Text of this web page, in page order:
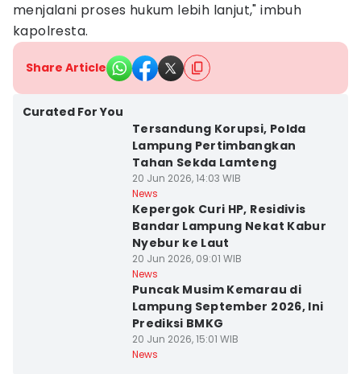
menjalani proses hukum lebih lanjut," imbuh
kapolresta.
Share Article
Curated For You
Tersandung Korupsi, Polda
Lampung Pertimbangkan
Tahan Sekda Lamteng
20 Jun 2026, 14:03 WIB
News
Kepergok Curi HP, Residivis
Bandar Lampung Nekat Kabur
Nyebur ke Laut
20 Jun 2026, 09:01 WIB
News
Puncak Musim Kemarau di
Lampung September 2026, Ini
Prediksi BMKG
20 Jun 2026, 15:01 WIB
News